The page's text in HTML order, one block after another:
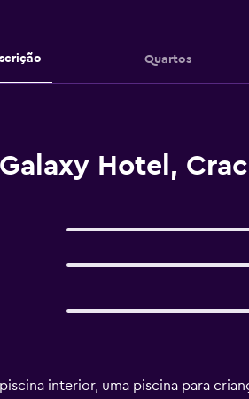
Quartos
Hotel,
interior, uma piscina para